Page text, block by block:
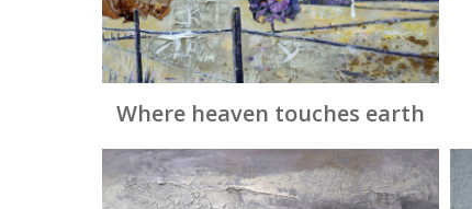
Where heaven touches earth